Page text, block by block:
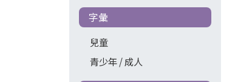
字彙
兒童
青少年 / 成人